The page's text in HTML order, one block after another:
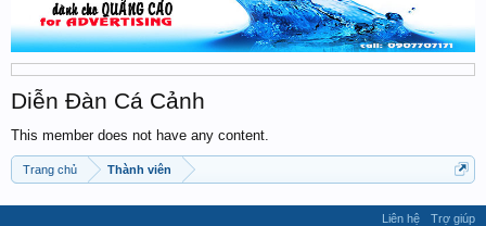
Diễn Đàn Cá Cảnh
This member does not have any content.
Trang chủ Thành viên
Liên hệ
Trợ giúp